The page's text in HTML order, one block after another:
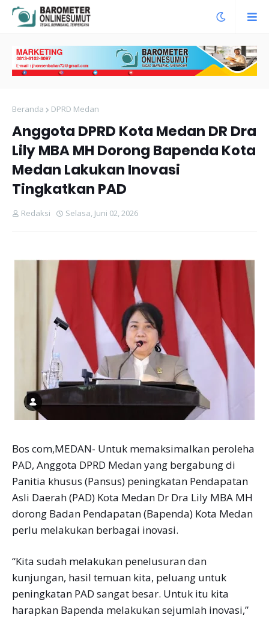
Beranda DPRD Medan
Anggota DPRD Kota Medan DR Dra
Lily MBA MH Dorong Bapenda Kota
Medan Lakukan Inovasi
Tingkatkan PAD
Redaksi Selasa, Juni 02, 2026
Bos com,MEDAN- Untuk memaksimalkan peroleha
PAD, Anggota DPRD Medan yang bergabung di
Panitia khusus (Pansus) peningkatan Pendapatan
Asli Daerah (PAD) Kota Medan Dr Dra Lily MBA MH
dorong Badan Pendapatan (Bapenda) Kota Medan
perlu melakukan berbagai inovasi.
“Kita sudah melakukan penelusuran dan
kunjungan, hasil temuan kita, peluang untuk
peningkatan PAD sangat besar. Untuk itu kita
harapkan Bapenda melakukan sejumlah inovasi,”